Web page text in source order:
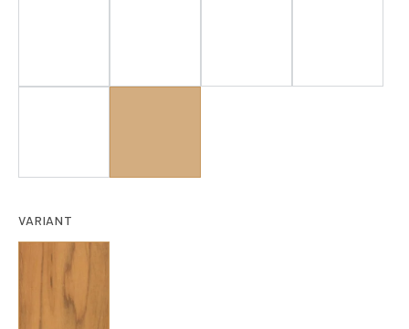
VARIANT